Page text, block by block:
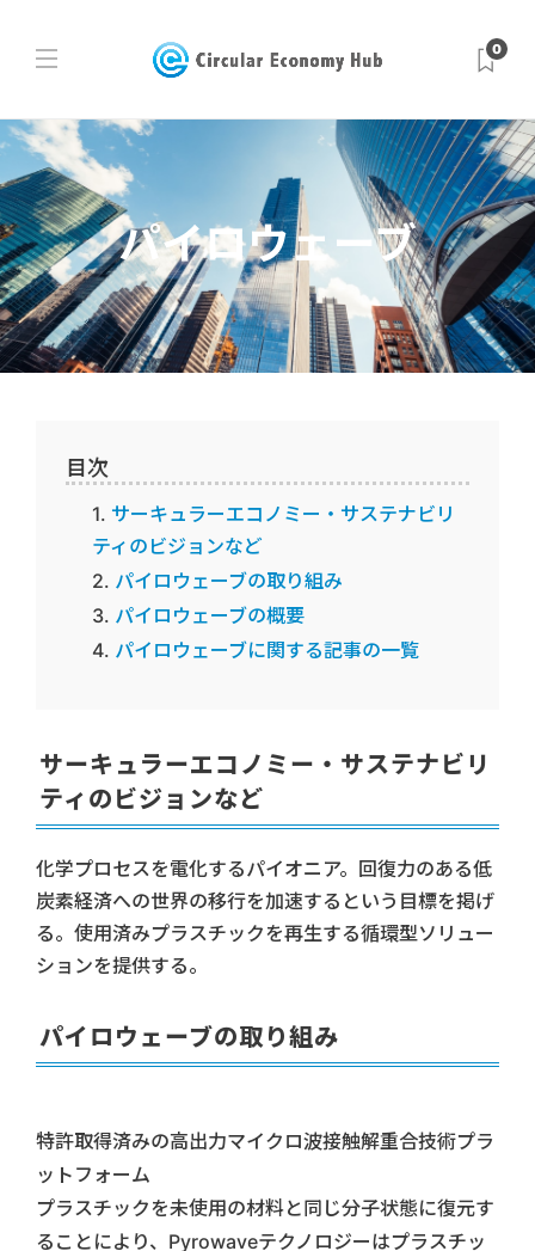
0
パイロウェーブ
目次
サーキュラーエコノミー・サステナビリ
ティのビジョンなど
パイロウェーブの取り組み
パイロウェーブの概要
パイロウェーブに関する記事の一覧
サーキュラーエコノミー・サステナビリ
ティのビジョンなど
化学プロセスを電化するパイオニア。回復力のある低
炭素経済への世界の移行を加速するという目標を掲げ
る。使用済みプラスチックを再生する循環型ソリュー
ションを提供する。
パイロウェーブの取り組み
特許取得済みの高出力マイクロ波接触解重合技術プラ
ットフォーム
プラスチックを未使用の材料と同じ分子状態に復元す
ることにより、Pyrowaveテクノロジーはプラスチッ